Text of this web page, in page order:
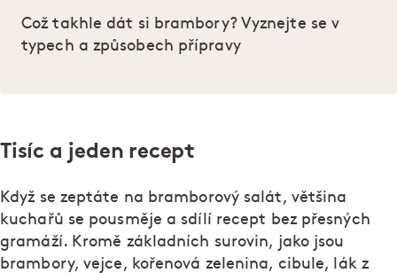
Což takhle dát si brambory? Vyznejte se v
typech a způsobech přípravy
Tisíc a jeden recept
Když se zeptáte na bramborový salát, většina
kuchařů se pousměje a sdílí recept bez přesných
gramáží. Kromě základních surovin, jako jsou
brambory, vejce, kořenová zelenina, cibule, lák z